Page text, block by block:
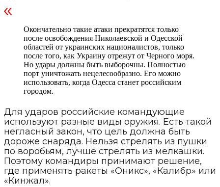
Окончательно такие атаки прекратятся только
после освобождения Николаевской и Одесской
областей от украинских националистов, только
после того, как Украину отрежут от Черного моря.
Но удары должны быть выборочны. Полностью
порт уничтожать нецелесообразно. Его можно
использовать, когда Одесса станет российским
городом.
Для ударов российские командующие
используют разные виды оружия. Есть такой
негласный закон, что цель должна быть
дороже снаряда. Нельзя стрелять из пушки
по воробьям, лучше стрелять из мелкашки.
Поэтому командиры принимают решение,
где применять ракеты «Оникс», «Калибр» или
«Кинжал».